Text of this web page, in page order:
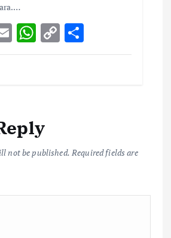
E
m
W
h
p
p
C
o
k
S
h
not be published. Required fields are